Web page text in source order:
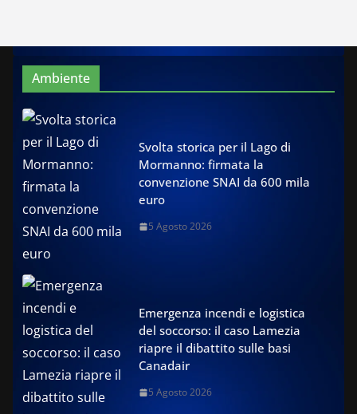
Ambiente
Svolta storica per il Lago di
Mormanno: firmata la
convenzione SNAI da 600 mila
euro
5 Agosto 2026
Emergenza incendi e logistica
del soccorso: il caso Lamezia
riapre il dibattito sulle basi
Canadair
5 Agosto 2026